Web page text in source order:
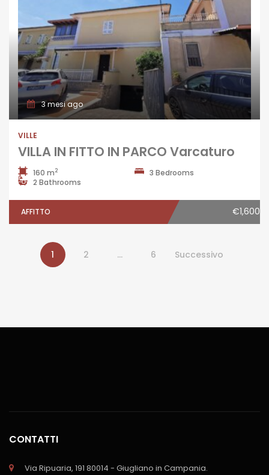
3 mesi ago
VILLE
VILLA IN FITTO IN PARCO Varcaturo
160 m2
3 Bedrooms
2 Bathrooms
AFFITTO €1,600
1 2 … 6 Successivo
CONTATTI
Via Ripuaria, 191 80014 - Giugliano in Campania.